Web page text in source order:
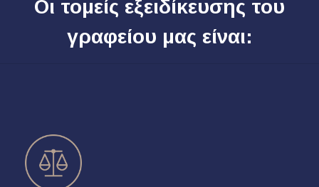
Οι τομείς εξειδίκευσης του
γραφείου μας είναι: